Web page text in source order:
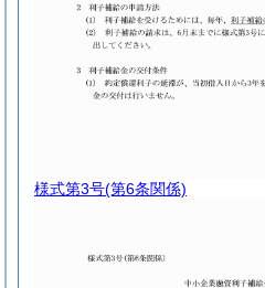
様式第3号(第6条関係)